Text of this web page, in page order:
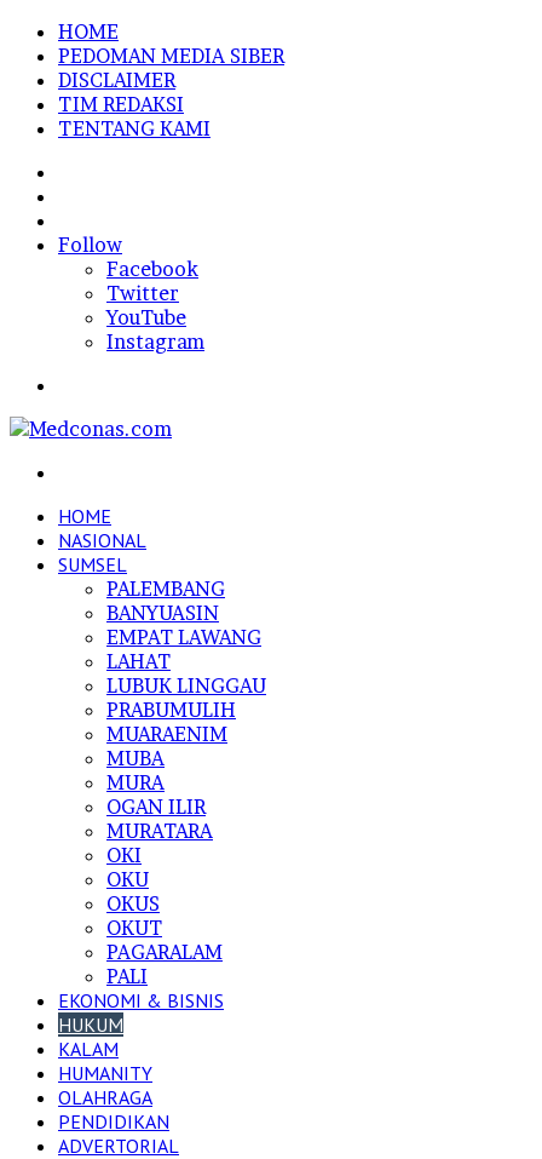
HOME
PEDOMAN MEDIA SIBER
DISCLAIMER
TIM REDAKSI
TENTANG KAMI
In
Follow
Facebook
Twitter
YouTube
Instagram
HOME
NASIONAL
SUMSEL
PALEMBANG
BANYUASIN
EMPAT LAWANG
LAHAT
LUBUK LINGGAU
PRABUMULIH
MUARAENIM
MUBA
MURA
OGAN ILIR
MURATARA
OKI
OKU
OKUS
OKUT
PAGARALAM
PALI
EKONOMI & BISNIS
HUKUM
KALAM
HUMANITY
OLAHRAGA
PENDIDIKAN
ADVERTORIAL